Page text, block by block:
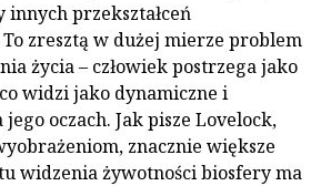
innych przekształceń
zresztą w dużej mierze problem
życia – człowiek postrzega jako
widzi jako dynamiczne i
oczach. Jak pisze Lovelock,
znacznie większe
widzenia żywotności biosfery ma